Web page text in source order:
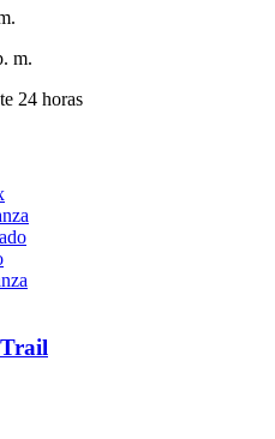
m.
24 horas